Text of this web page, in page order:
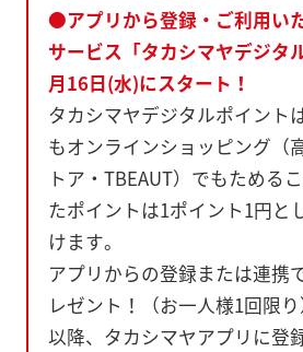
●アプリから登録・ご利用い
サービス「タカシマヤデジタ
月16日(水)にスタート！
タカシマヤデジタルポイント
もオンラインショッピング（
トア・TBEAUT）でもためる
たポイントは1ポイント1円と
けます。
アプリからの登録または連携
レゼント！（お一人様1回限り
以降、タカシマヤアプリに登